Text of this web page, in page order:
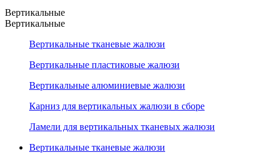
Вертикальные
Вертикальные
Вертикальные тканевые жалюзи
Вертикальные пластиковые жалюзи
Вертикальные алюминиевые жалюзи
Карниз для вертикальных жалюзи в сборе
Ламели для вертикальных тканевых жалюзи
Вертикальные тканевые жалюзи